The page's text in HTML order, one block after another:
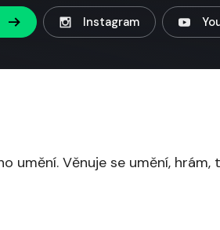
Instagram
umění. Věnuje se umění,